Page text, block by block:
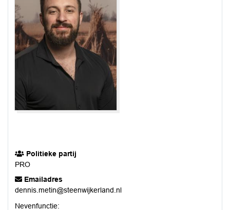
Politieke partij
PRO
Emailadres
dennis.metin@steenwijkerland.nl
Nevenfunctie: